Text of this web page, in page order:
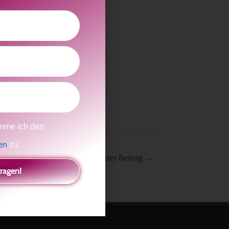
beschäftigen.
Nächster Beitrag →
ich den
zu.